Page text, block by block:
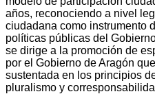
años, reconociendo a nivel
ciudadana como instrumento
políticas públicas del
se dirige a la promoción de
por el Gobierno de Aragón
sustentada en los principios
pluralismo y